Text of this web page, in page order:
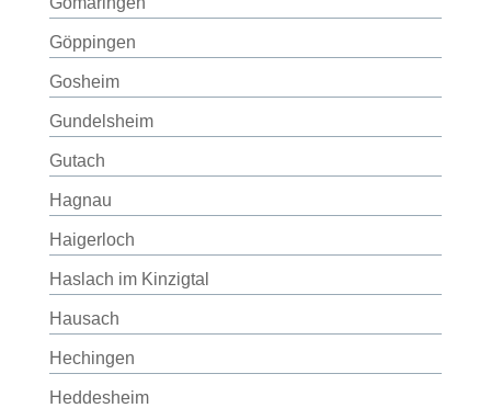
Göppingen
Gosheim
Gundelsheim
Gutach
Hagnau
Haigerloch
Haslach im Kinzigtal
Hausach
Hechingen
Heddesheim